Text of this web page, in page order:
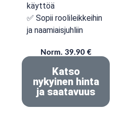
käyttöä
✅ Sopii roolileikkeihin
ja naamiaisjuhliin
Norm. 39.90 €
Katso
nykyinen hinta
ja saatavuus